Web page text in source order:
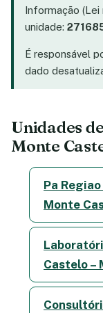
Informação (Lei
unidade:
É responsável
dado
Unidades
Monte
Pa
Monte
Castelo –